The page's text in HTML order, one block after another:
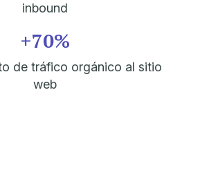
inbound
+70%
de tráfico orgánico al sitio
web